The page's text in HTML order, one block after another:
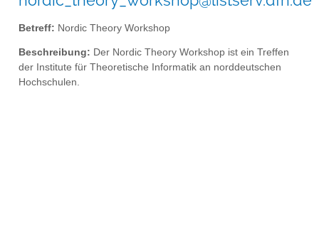
Betreff: Nordic Theory Workshop
Beschreibung: Der Nordic Theory Workshop ist ein Treffen
der Institute für Theoretische Informatik an norddeutschen
Hochschulen.